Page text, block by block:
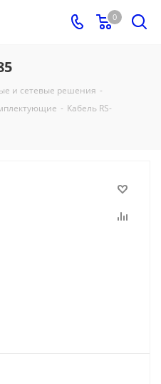
0
и сетевые решения -
- Кабель RS-